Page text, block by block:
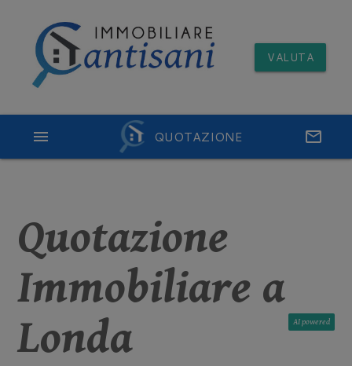
VALUTA
QUOTAZIONE email
menu
Quotazione
Immobiliare a
Londa
AI